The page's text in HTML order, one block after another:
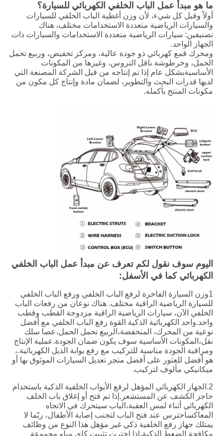
ما هو مبدأ عمل الباب الخلفي الكهربائي للسيارة؟
أولاً وقبل كل شيء، لأن وزن أغطية الباب الخلفي للسيارات
والسيارات الرياضية متعددة الاستخدامات مختلف، هناك
تصنيفين: سيارات الرياضية متعددة الاستخدامات والسيارات ذات
الجهاز الواحد.
ومحرك قمع كهربائي ذو جودة عالية، ومركز تخفيض، وربيع تحمل
الحمل، وخرطوشة ناقل التروس، وغيرها من المكونات
الأساسيةبشكل عام إذا تم إنتاجه من قبل الشركة المصنعة التي
لديها قدرات البحث والتطوير، لضمان مادة وإنتاج كل مكون من
مكونات المنتج بأكمله.
اليوم سوف نقول لكم تعرف عن مبدأ عمل الباب الخلفي
الكهربائي كما في الأسفل:
1وزن السيارة الفاخرة لرفع الباب الخلفي ورفع الباب الخلفي
للسيارة الرياضية الراقية مختلف. هناك نوعان من رفعات الباب
الخلفي الآن، سيارات الرياضية الراقية مزدوجة القطب وقطب
واحد.واحد الكهربائية الذكية القوة رفع الباب الخلفي مع أفضل
نوعية من المحرك، المنخفضة،الربيع تحمل الحمل،عصا سلك
نقل،المكونات الأساسية سوف يكون ضمان الجودة.عملية الإنتاج
ومراقبة الجودة مناسبة للتركيب مع رفع بوابة الذيل الكهربائية.،
هو أفضل للعثور على أفضل متجر تعديل السيارات الموثوق بها أو
ميكانيكي مألوف لتركيب.
2.الجهاز الكهربائي المؤهل لرفع الأبواب الخلفية الذكية باستخدام
حاجز الكشف عن المستشعر.إذا تم فتح أو إغلاق باب الخلف
الكهربائي أثناء لمس العقبة،الباب سيتحرك في الاتجاه
المعاكساحترس عند فتح الباب لتجنب إصابة الأطفال، ربّما لا
يمتلك جهاز رفع الخلفية ذكي غير مؤهل هذا النوع من وظائف
مكافحة الضغط الذكية،إذا اخترت تثبيت كاي مياو مجموعة